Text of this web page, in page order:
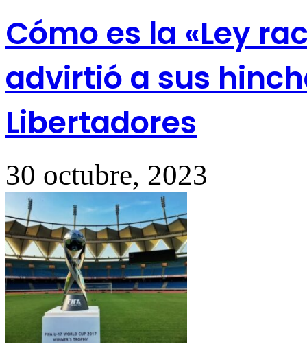
Cómo es la «Ley
advirtió a sus
Libertadores
30 octubre, 2023